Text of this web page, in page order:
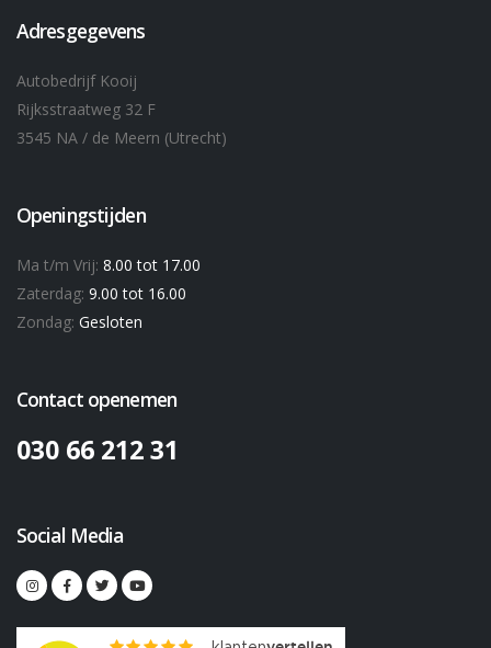
Adresgegevens
Autobedrijf Kooij
Rijksstraatweg 32 F
3545 NA / de Meern (Utrecht)
Openingstijden
Ma t/m Vrij: 8.00 tot 17.00
Zaterdag: 9.00 tot 16.00
Zondag: Gesloten
Contact openemen
030 66 212 31
Social Media